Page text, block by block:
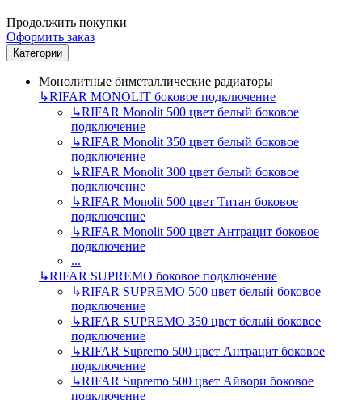
Продолжить покупки
Оформить заказ
Категории
Монолитные биметаллические радиаторы
↳RIFAR MONOLIT боковое подключение
↳RIFAR Monolit 500 цвет белый боковое
подключение
↳RIFAR Monolit 350 цвет белый боковое
подключение
↳RIFAR Monolit 300 цвет белый боковое
подключение
↳RIFAR Monolit 500 цвет Титан боковое
подключение
↳RIFAR Monolit 500 цвет Антрацит боковое
подключение
...
↳RIFAR SUPREMO боковое подключение
↳RIFAR SUPREMO 500 цвет белый боковое
подключение
↳RIFAR SUPREMO 350 цвет белый боковое
подключение
↳RIFAR Supremo 500 цвет Антрацит боковое
подключение
↳RIFAR Supremo 500 цвет Айвори боковое
подключение